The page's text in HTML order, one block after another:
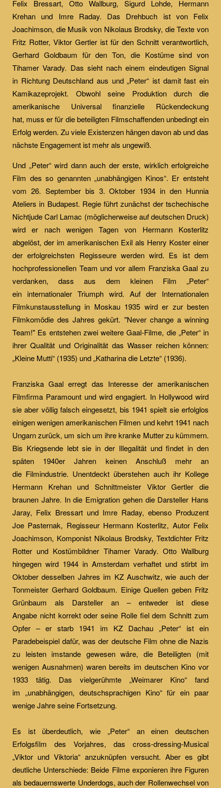
Felix Bressart, Otto Wallburg, Sigurd Lohde, Hermann
Krehan und Imre Raday. Das Drehbuch ist von Felix
Joachimson, die Musik von Nikolaus Brodsky, die Texte von
Fritz Rotter, Viktor Gertler ist für den Schnitt verantwortlich,
Gerhard Goldbaum für den Ton, die Kostüme sind von
Tihamer Varady. Das sieht nach einem eindeutigen Signal
in Richtung Deutschland aus und „Peter“ ist damit fast ein
Kamikazeprojekt. Obwohl seine Produktion durch die
amerikanische Universal finanzielle Rückendeckung
hat, muss er für die beteiligten Filmschaffenden unbedingt ein
Erfolg werden. Zu viele Existenzen hängen davon ab und das
nächste Engagement ist mehr als ungewiß.
Und „Peter“ wird dann auch der erste, wirklich erfolgreiche
Film des so genannten „unabhängigen Kinos“. Er entsteht
vom 26. September bis 3. Oktober 1934 in den Hunnia
Ateliers in Budapest. Regie führt zunächst der tschechische
Nichtjude Carl Lamac (möglicherweise auf deutschen Druck)
wird er nach wenigen Tagen von Hermann Kosterlitz
abgelöst, der im amerikanischen Exil als Henry Koster einer
der erfolgreichsten Regisseure werden wird. Es ist dem
hochprofessionellen Team und vor allem Franziska Gaal zu
verdanken, dass aus dem kleinen Film „Peter“
ein internationaler Triumph wird. Auf der Internationalen
Filmkunstausstellung in Moskau 1935 wird er zur besten
Filmkomödie des Jahres gekürt. "Never change a winning
Team!" Es entstehen zwei weitere Gaal-Filme, die „Peter“ in
ihrer Qualität und Originalität das Wasser reichen können:
„Kleine Mutti“ (1935) und „Katharina die Letzte“ (1936).
Franziska Gaal erregt das Interesse der amerikanischen
Filmfirma Paramount und wird engagiert. In Hollywood wird
sie aber völlig falsch eingesetzt, bis 1941 spielt sie erfolglos
einigen wenigen amerikanischen Filmen und kehrt 1941 nach
Ungarn zurück, um sich um ihre kranke Mutter zu kümmern.
Bis Kriegsende lebt sie in der Illegalität und findet in den
späten 1940er Jahren keinen Anschluß mehr an
die Filmindustrie. Unentdeckt überstehen auch ihr Kollege
Hermann Krehan und Schnittmeister Viktor Gertler die
braunen Jahre. In die Emigration gehen die Darsteller Hans
Jaray, Felix Bressart und Imre Raday, ebenso Produzent
Joe Pasternak, Regisseur Hermann Kosterlitz, Autor Felix
Joachimson, Komponist Nikolaus Brodsky, Textdichter Fritz
Rotter und Kostümbildner Tihamer Varady. Otto Wallburg
hingegen wird 1944 in Amsterdam verhaftet und stirbt im
Oktober desselben Jahres im KZ Auschwitz, wie auch der
Tonmeister Gerhard Goldbaum. Einige Quellen geben Fritz
Grünbaum als Darsteller an – entweder ist diese
Angabe nicht korrekt oder seine Rolle fiel dem Schnitt zum
Opfer – er starb 1941 im KZ Dachau „Peter“ ist ein
Paradebeispiel dafür, was der deutsche Film ohne die Nazis
zu leisten imstande gewesen wäre, die Beteiligten (mit
wenigen Ausnahmen) waren bereits im deutschen Kino vor
1933 tätig. Das vielgerühmte „Weimarer Kino“ fand
im „unabhängigen, deutschsprachigen Kino“ für ein paar
wenige Jahre seine Fortsetzung.
Es ist überdeutlich, wie „Peter“ an einen deutschen
Erfolgsfilm des Vorjahres, das cross-dressing-Musical
„Viktor und Viktoria“ anzuknüpfen versucht. Aber es gibt
deutliche Unterschiede: Beide Filme exponieren ihre Figuren
als bedauernswerte Underdogs, auch der Rollenwechsel von